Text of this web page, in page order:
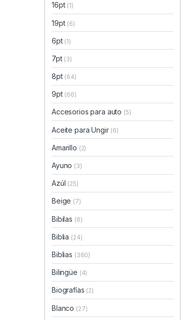
16pt (1)
19pt (6)
6pt (1)
7pt (3)
8pt (64)
9pt (66)
Accesorios para auto (5)
Aceite para Ungir (6)
Amarillo (2)
Ayuno (3)
Azúl (25)
Beige (7)
Bibilas (6)
Biblia (24)
Biblias (360)
Bilingüe (4)
Biografías (2)
Blanco (27)